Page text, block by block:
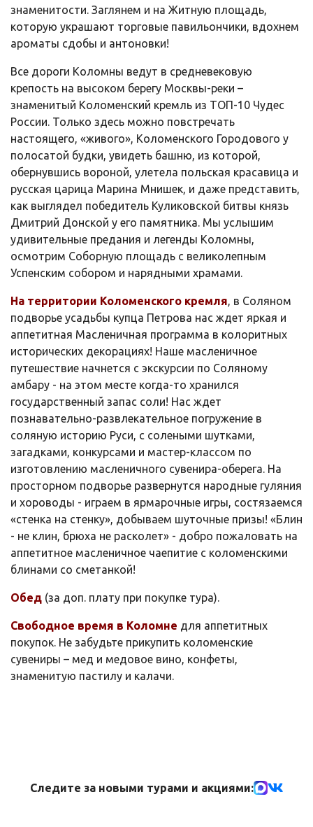
знаменитости. Заглянем и на Житную площадь,
которую украшают торговые павильончики, вдохнем
ароматы сдобы и антоновки!
Все дороги Коломны ведут в средневековую
крепость на высоком берегу Москвы-реки –
знаменитый Коломенский кремль из ТОП-10 Чудес
России. Только здесь можно повстречать
настоящего, «живого», Коломенского Городового у
полосатой будки, увидеть башню, из которой,
обернувшись вороной, улетела польская красавица и
русская царица Марина Мнишек, и даже представить,
как выглядел победитель Куликовской битвы князь
Дмитрий Донской у его памятника. Мы услышим
удивительные предания и легенды Коломны,
осмотрим Соборную площадь с великолепным
Успенским собором и нарядными храмами.
На территории Коломенского кремля , в Соляном
подворье усадьбы купца Петрова нас ждет яркая и
аппетитная Масленичная программа в колоритных
исторических декорациях! Наше масленичное
путешествие начнется с экскурсии по Соляному
амбару - на этом месте когда-то хранился
государственный запас соли! Нас ждет
познавательно-развлекательное погружение в
соляную историю Руси, с солеными шутками,
загадками, конкурсами и мастер-классом по
изготовлению масленичного сувенира-оберега. На
просторном подворье развернутся народные гуляния
и хороводы - играем в ярмарочные игры, состязаемся
«стенка на стенку», добываем шуточные призы! «Блин
- не клин, брюха не расколет» - добро пожаловать на
аппетитное масленичное чаепитие с коломенскими
блинами со сметанкой!
Обед (за доп. плату при покупке тура).
Свободное время в Коломне для аппетитных
покупок. Не забудьте прикупить коломенские
сувениры – мед и медовое вино, конфеты,
знаменитую пастилу и калачи.
Следите за новыми турами и акциями: